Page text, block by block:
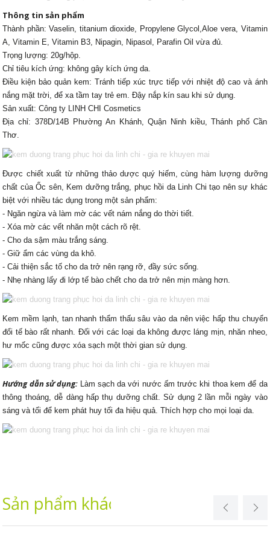
Thông tin sản phẩm
Thành phần: Vaselin, titanium dioxide, Propylene Glycol,Aloe vera, Vitamin
A, Vitamin E, Vitamin B3, Nipagin, Nipasol, Parafin Oil vừa đủ.
Trọng lượng: 20g/hộp.
Chỉ tiêu kích ứng: không gây kích ứng da.
Điều kiện bảo quản kem: Tránh tiếp xúc trực tiếp với nhiệt độ cao và ánh
nắng mặt trời, để xa tầm tay trẻ em. Đậy nắp kín sau khi sử dụng.
Sản xuất: Công ty LINH CHI Cosmetics
Địa chỉ: 378D/14B Phường An Khánh, Quận Ninh kiều, Thánh phố Cần
Thơ.
Được chiết xuất từ những thảo dược quý hiếm, cùng hàm lượng dưỡng
chất của Ốc sên, Kem dưỡng trắng, phục hồi da Linh Chi tạo nên sự khác
biệt với nhiều tác dụng trong một sản phẩm:
- Ngăn ngừa và làm mờ các vết nám nắng do thời tiết.
- Xóa mờ các vết nhăn một cách rõ rệt.
- Cho da sậm màu trắng sáng.
- Giữ ẩm các vùng da khô.
- Cải thiện sắc tố cho da trở nên rạng rỡ, đầy sức sống.
- Nhẹ nhàng lấy đi lớp tế bào chết cho da trở nên mịn màng hơn.
Kem mềm lạnh, tan nhanh thẩm thấu sâu vào da nên việc hấp thu chuyển
đổi tế bào rất nhanh. Đối với các loại da không được láng mịn, nhăn nheo,
hư mốc cũng được xóa sạch một thời gian sử dụng.
Hướng dẫn sử dụng: Làm sạch da với nước ấm trước khi thoa kem để da
thông thoáng, dễ dàng hấp thụ dưỡng chất. Sử dụng 2 lần mỗi ngày vào
sáng và tối để kem phát huy tối đa hiệu quả. Thích hợp cho mọi loại da.
Sản phẩm khác